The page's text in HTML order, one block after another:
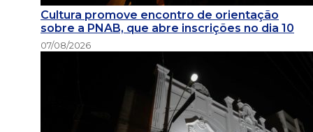
Cultura promove encontro de orientação
sobre a PNAB, que abre inscrições no dia 10
07/08/2026